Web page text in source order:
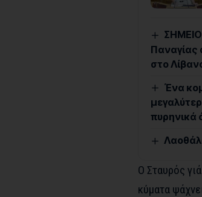
Παναγίας
στο
Ένα
πυρηνικά
Ο Σταυρός
κύματα